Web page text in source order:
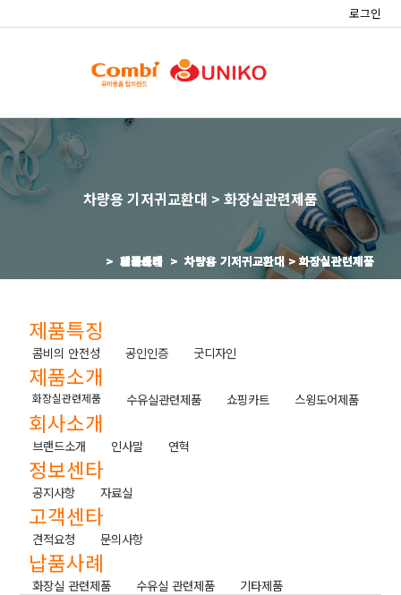
로그인
차량용 기저귀교환대 > 화장실관련제품
> 제품특징 > 차량용 기저귀교환대 > 화장실관련제품
제품특징
콤비의 안전성 공인인증 굿디자인
> 제품소개 > 차량용 기저귀교환대 > 화장실관련제품
제품소개
화장실관련제품 수유실관련제품 쇼핑카트 스윙도어제품
> 회사소개 > 차량용 기저귀교환대 > 화장실관련제품
회사소개
브랜드소개 인사말 연혁
> 정보센타 > 차량용 기저귀교환대 > 화장실관련제품
정보센타
공지사항 자료실
> 고객센타 > 차량용 기저귀교환대 > 화장실관련제품
고객센타
견적요청 문의사항
> 납품사례 > 차량용 기저귀교환대 > 화장실관련제품
납품사례
화장실 관련제품 수유실 관련제품 기타제품